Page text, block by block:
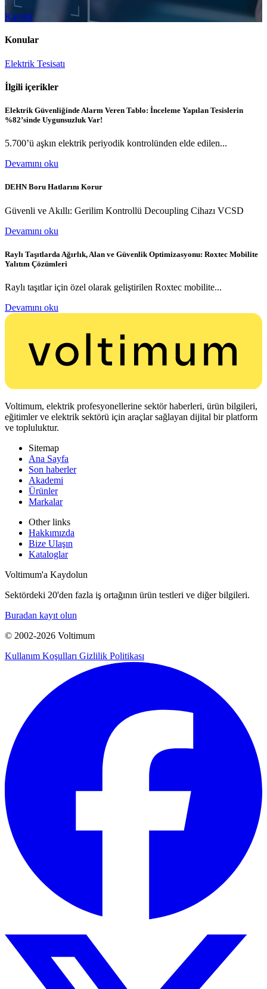
Kaydol
Konular
Elektrik Tesisatı
İlgili içerikler
Elektrik Güvenliğinde Alarm Veren Tablo: İnceleme Yapılan Tesislerin
%82’sinde Uygunsuzluk Var!
5.700’ü aşkın elektrik periyodik kontrolünden elde edilen...
Devamını oku
DEHN Boru Hatlarını Korur
Güvenli ve Akıllı: Gerilim Kontrollü Decoupling Cihazı VCSD
Devamını oku
Raylı Taşıtlarda Ağırlık, Alan ve Güvenlik Optimizasyonu: Roxtec Mobilite
Yalıtım Çözümleri
Raylı taşıtlar için özel olarak geliştirilen Roxtec mobilite...
Devamını oku
Voltimum, elektrik profesyonellerine sektör haberleri, ürün bilgileri,
eğitimler ve elektrik sektörü için araçlar sağlayan dijital bir platform
ve topluluktur.
Sitemap
Ana Sayfa
Son haberler
Akademi
Ürünler
Markalar
Other links
Hakkımızda
Bize Ulaşın
Kataloglar
Voltimum'a Kaydolun
Sektördeki 20'den fazla iş ortağının ürün testleri ve diğer bilgileri.
Buradan kayıt olun
© 2002-2026 Voltimum
Kullanım Koşulları Gizlilik Politikası